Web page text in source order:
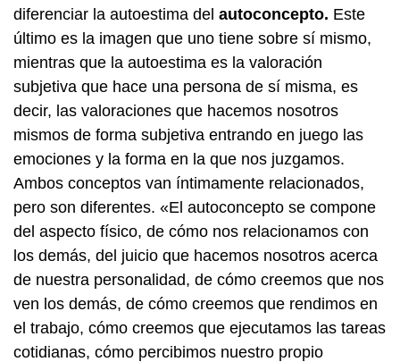
diferenciar la autoestima del autoconcepto. Este
último es la imagen que uno tiene sobre sí mismo,
mientras que la autoestima es la valoración
subjetiva que hace una persona de sí misma, es
decir, las valoraciones que hacemos nosotros
mismos de forma subjetiva entrando en juego las
emociones y la forma en la que nos juzgamos.
Ambos conceptos van íntimamente relacionados,
pero son diferentes. «El autoconcepto se compone
del aspecto físico, de cómo nos relacionamos con
los demás, del juicio que hacemos nosotros acerca
de nuestra personalidad, de cómo creemos que nos
ven los demás, de cómo creemos que rendimos en
el trabajo, cómo creemos que ejecutamos las tareas
cotidianas, cómo percibimos nuestro propio